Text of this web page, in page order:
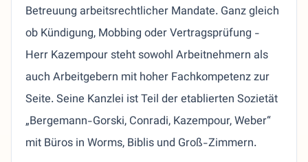
Betreuung arbeitsrechtlicher Mandate. Ganz gleich
ob Kündigung, Mobbing oder Vertragsprüfung -
Herr Kazempour steht sowohl Arbeitnehmern als
auch Arbeitgebern mit hoher Fachkompetenz zur
Seite. Seine Kanzlei ist Teil der etablierten Sozietät
„Bergemann-Gorski, Conradi, Kazempour, Weber“
mit Büros in Worms, Biblis und Groß-Zimmern.